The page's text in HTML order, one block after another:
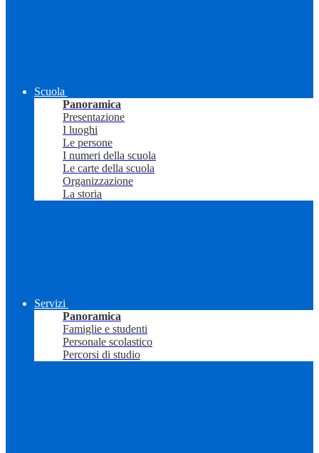
Scuola
Panoramica
Presentazione
I luoghi
Le persone
I numeri della scuola
Le carte della scuola
Organizzazione
La storia
Servizi
Panoramica
Famiglie e studenti
Personale scolastico
Percorsi di studio